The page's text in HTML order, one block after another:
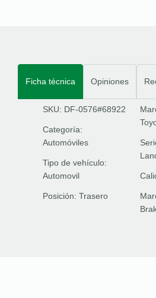
Ficha técnica Opiniones
SKU: DF-0576#68922
Categoría:
Automóviles
Tipo de vehículo:
Automovil
Posición: Trasero